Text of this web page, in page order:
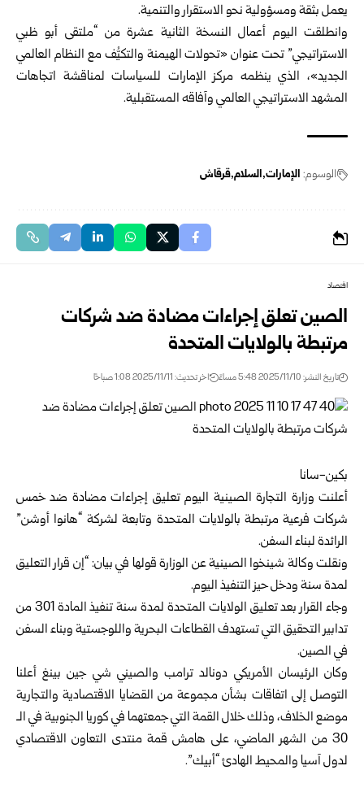
يعمل بثقة ومسؤولية نحو الاستقرار والتنمية.
وانطلقت اليوم أعمال النسخة الثانية عشرة من “ملتقى أبو ظبي
الاستراتيجي” تحت عنوان «تحولات الهيمنة والتكيُّف مع النظام العالمي
الجديد»، الذي ينظمه مركز الإمارات للسياسات لمناقشة اتجاهات
المشهد الاستراتيجي العالمي وآفاقه المستقبلية.
الوسوم: الإمارات السلام قرقاش
اقتصاد
الصين تعلق إجراءات مضادة ضد شركات
مرتبطة بالولايات المتحدة
تاريخ النشر: 2025/11/10 5:48 مساءً اخر تحديث: 2025/11/11 1:08 صباحًا
بكين-سانا
أعلنت وزارة التجارة الصينية اليوم تعليق إجراءات مضادة ضد خمس
شركات فرعية مرتبطة بالولايات المتحدة وتابعة لشركة “هانوا أوشن”
الرائدة لبناء السفن.
ونقلت وكالة شينخوا الصينية عن الوزارة قولها في بيان: “إن قرار التعليق
لمدة سنة ودخل حيز التنفيذ اليوم.
وجاء القرار بعد تعليق الولايات المتحدة لمدة سنة تنفيذ المادة 301 من
تدابير التحقيق التي تستهدف القطاعات البحرية واللوجستية وبناء السفن
في الصين.
وكان الرئيسان الأمريكي دونالد ترامب والصيني شي جين بينغ أعلنا
التوصل إلى اتفاقات بشأن مجموعة من القضايا الاقتصادية والتجارية
موضع الخلاف، وذلك خلال القمة التي جمعتهما في كوريا الجنوبية في الـ
30 من الشهر الماضي، على هامش قمة منتدى التعاون الاقتصادي
لدول آسيا والمحيط الهادئ “أبيك”.